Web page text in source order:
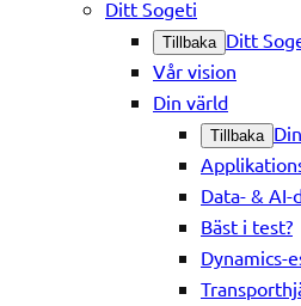
Ditt Sogeti
Tillbaka Ditt
Vår vision
Din värld
Tillbaka
Data- &
Bäst i test?
Dynamics-